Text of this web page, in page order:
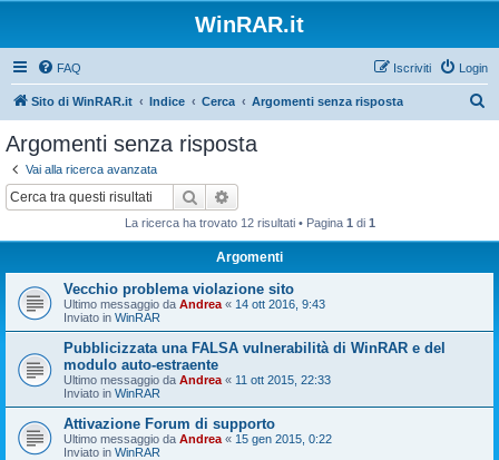
WinRAR.it
FAQ Login
Iscriviti
Sito di WinRAR.it Indice Cerca Argomenti senza risposta
Argomenti senza risposta
Vai alla ricerca avanzata
Cerca
La ricerca ha trovato 12 risultati • Pagina 1 di 1
Argomenti
Vecchio problema violazione sito
Ultimo messaggio da Andrea « 14 ott 2016, 9:43
Inviato in WinRAR
Pubblicizzata una FALSA vulnerabilità di WinRAR e del
modulo auto-estraente
Ultimo messaggio da Andrea « 11 ott 2015, 22:33
Inviato in WinRAR
Attivazione Forum di supporto
Ultimo messaggio da Andrea « 15 gen 2015, 0:22
Inviato in WinRAR